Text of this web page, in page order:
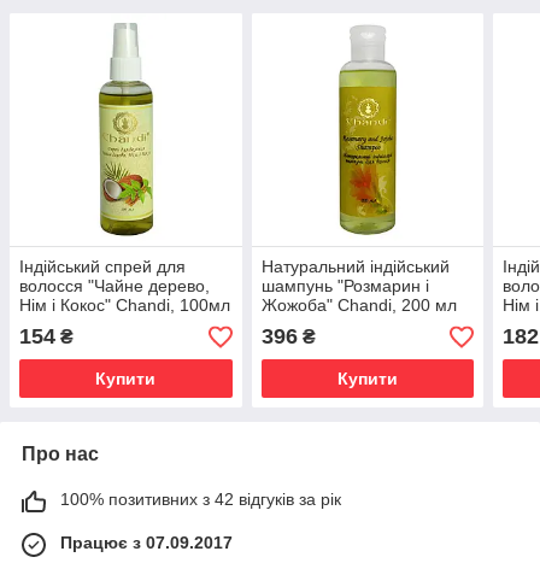
Індійський спрей для
волосся "Чайне дерево,
Нім і Кокос" Chandi, 100мл
154 ₴
Купити
Натуральний індійський
шампунь "Розмарин і
Жожоба" Chandi, 200 мл
396₴
Купити
Нім
182
Про нас
100% позитивних з 42 відгуків за рік
Працює з 07.09.2017